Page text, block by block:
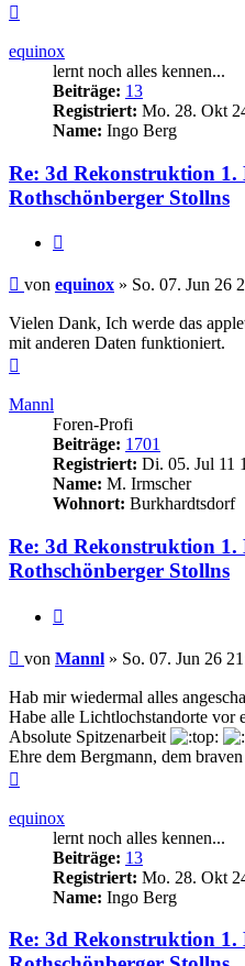
equinox
lernt noch alles kennen...
Beiträge: 13
Registriert: Mo. 28. Okt
Name: Ingo Berg
Re: 3d Rekonstruktion 1.
Rothschönberger Stollns
Beitrag
von equinox » So. 07. Jun 26
Vielen Dank, Ich werde das
mit anderen Daten funktioniert.
Mannl
Foren-Profi
Beiträge: 1701
Registriert: Di. 05. Jul 11
Name: M. Irmscher
Wohnort: Burkhardtsdorf
Re: 3d Rekonstruktion 1.
Rothschönberger Stollns
Beitrag
von Mannl » So. 07. Jun 26
Hab mir wiedermal alles
Habe alle Lichtlochstandorte vor
Absolute Spitzenarbeit
Ehre dem Bergmann, dem
equinox
lernt noch alles kennen...
Beiträge: 13
Registriert: Mo. 28. Okt
Name: Ingo Berg
Re: 3d Rekonstruktion 1.